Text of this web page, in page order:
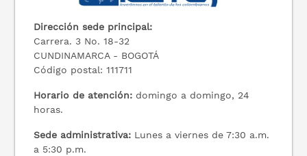
Dirección sede principal:
Carrera. 3 No. 18-32
CUNDINAMARCA - BOGOTÁ
Código postal: 111711
Horario de atención: domingo a domingo, 24
horas.
Sede administrativa: Lunes a viernes de 7:30 a.m.
a 5:30 p.m.